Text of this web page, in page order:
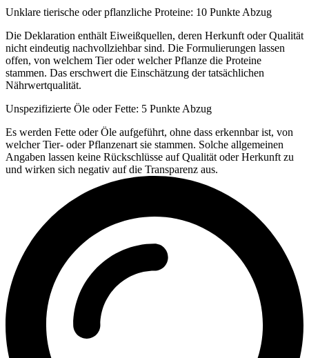
Unklare tierische oder pflanzliche Proteine: 10 Punkte Abzug
Die Deklaration enthält Eiweißquellen, deren Herkunft oder Qualität
nicht eindeutig nachvollziehbar sind. Die Formulierungen lassen
offen, von welchem Tier oder welcher Pflanze die Proteine
stammen. Das erschwert die Einschätzung der tatsächlichen
Nährwertqualität.
Unspezifizierte Öle oder Fette: 5 Punkte Abzug
Es werden Fette oder Öle aufgeführt, ohne dass erkennbar ist, von
welcher Tier- oder Pflanzenart sie stammen. Solche allgemeinen
Angaben lassen keine Rückschlüsse auf Qualität oder Herkunft zu
und wirken sich negativ auf die Transparenz aus.